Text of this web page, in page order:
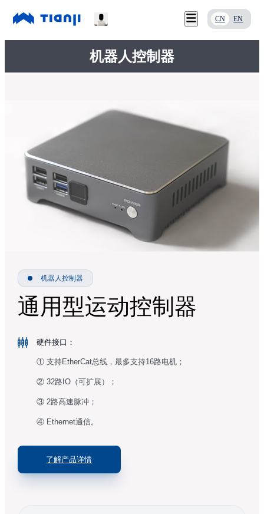
CN EN
服务支持
新闻资讯
首页
服务支持
联系我们
下载中心
新闻资讯
机器人控制器
机器人控制器
通用型运动控制器
硬件接口：
① 支持EtherCat总线，最多支持16路电机；
② 32路IO（可扩展）；
③ 2路高速脉冲；
④ Ethernet通信。
了解产品详情